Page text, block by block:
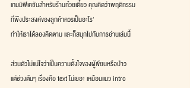
เกมมิฟิเคชันสำหรับร้านก๋วยเตี๋ยว คุณคิดว่าพฤติกรรม
ที่พึงประสงค์ของลูกค้าควรเป็นอะไร'
ทำให้เราได้ลองคิดตาม และก็สนุกไปกับการอ่านเล่มนี้
ส่วนตัวไม่แน่ใจว่าเป็นความตั้งใจของผู้เขียนหรือป่าว
แต่ช่วงต้นๆ เรื่องคือ text ไม่เยอะ เหมือนแนว intro